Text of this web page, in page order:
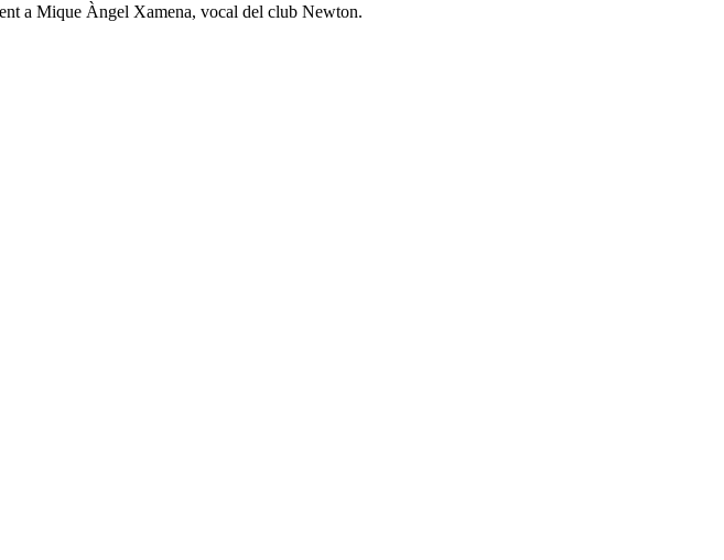
a Mique Àngel Xamena, vocal del club Newton.